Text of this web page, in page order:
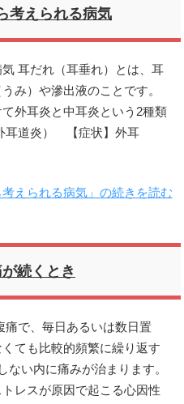
考えられる病気
耳だれ（耳垂れ）とは、耳
み）や滲出液のことです。
外耳炎と中耳炎という2種類
耳道炎） 【症状】外耳
考えられる病気」の続きを読む
続くとき
痛で、毎日あるいは数日置
ても比較的頻繁に繰り返す
ない内に痛みが治まります。
レスが原因で起こる心因性